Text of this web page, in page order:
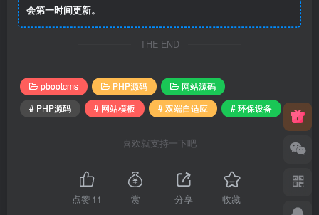
会第一时间更新。
THE END
pbootcms PHP源码
网站源码
# PHP源码
# 网站模板 # 双端自适应 # 环保设备
喜欢就支持一下吧
点赞11 赏 分享 收藏